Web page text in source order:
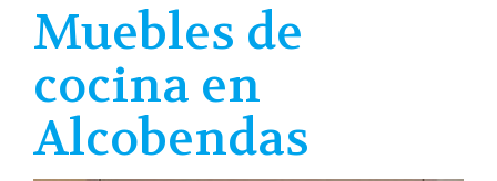
Muebles de
cocina en
Alcobendas